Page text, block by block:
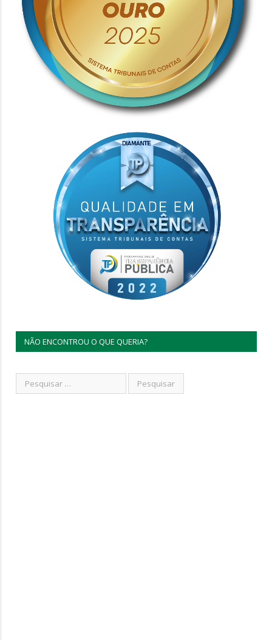
NÃO ENCONTROU O QUE QUERIA?